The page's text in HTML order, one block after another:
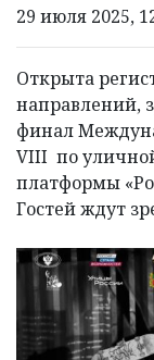
29 июля 2025,
Открыта
направлений,
финал
VIII по
платформы
Гостей ждут